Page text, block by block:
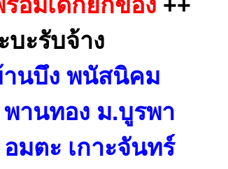
บะรับจ้าง
านบึง พนัสนิคม
านทอง ม.บูรพา
มตะ เกาะจันทร์